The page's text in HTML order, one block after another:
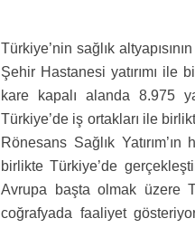
Türkiye’nin sağlık
Şehir Hastanesi yatırımı
kare kapalı alanda 8.975
Türkiye’de iş ortakları ile
Rönesans Sağlık
birlikte Türkiye’de
Avrupa başta olmak üzere
coğrafyada faaliyet